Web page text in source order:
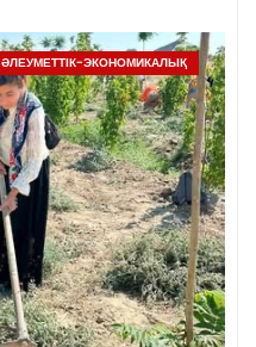
ӘЛЕУМЕТТІК-ЭКОНОМИКАЛЫҚ